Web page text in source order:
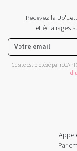
Recevez la
et éclairages
Ce site est protégé par
Par